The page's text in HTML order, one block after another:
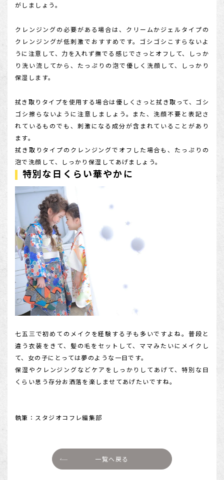
がしましょう。
クレンジングの必要がある場合は、クリームかジェルタイプの
クレンジングが低刺激でおすすめです。ゴシゴシこすらないよ
うに注意して、力を入れず撫でる感じでさっとオフして、しっか
り洗い流してから、たっぷりの泡で優しく洗顔して、しっかり
保湿します。
拭き取りタイプを使用する場合は優しくさっと拭き取って、ゴシ
ゴシ擦らないように注意しましょう。また、洗顔不要と表記さ
れているものでも、刺激になる成分が含まれていることがあり
ます。
拭き取りタイプのクレンジングでオフした場合も、たっぷりの
泡で洗顔して、しっかり保湿してあげましょう。
特別な日くらい華やかに
七五三で初めてのメイクを経験する子も多いですよね。普段と
違う衣装をきて、髪の毛をセットして、ママみたいにメイクし
て、女の子にとっては夢のような一日です。
保湿やクレンジングなどケアをしっかりしてあげて、特別な日
くらい思う存分お洒落を楽しませてあげたいですね。
執筆：スタジオコフレ編集部
一覧へ戻る